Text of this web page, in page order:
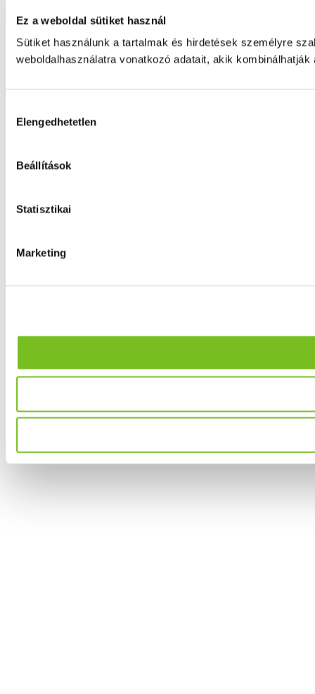
Ez a weboldal sütiket használ
Sütiket használunk a tartalmak és hirdetések személyre
weboldalhasználatra vonatkozó adatait, akik
kiválasztása
Elengedhetetlen
Beállítások
Statisztikai
Marketing